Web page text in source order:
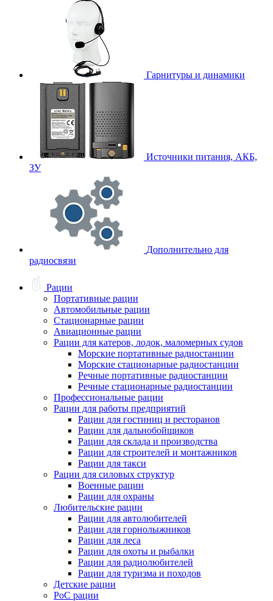
Гарнитуры и динамики
Источники питания, АКБ,
ЗУ
Дополнительно для
радиосвязи
Рации
Портативные рации
Автомобильные рации
Стационарные рации
Авиационные рации
Рации для катеров, лодок, маломерных судов
Морские портативные радиостанции
Морские стационарные радиостанции
Речные портативные радиостанции
Речные стационарные радиостанции
Профессиональные рации
Рации для работы предприятий
Рации для гостиниц и ресторанов
Рации для дальнобойщиков
Рации для склада и производства
Рации для строителей и монтажников
Рации для такси
Рации для силовых структур
Военные рации
Рации для охраны
Любительские рации
Рации для автолюбителей
Рации для горнолыжников
Рации для леса
Рации для охоты и рыбалки
Рации для радиолюбителей
Рации для туризма и походов
Детские рации
PoC рации